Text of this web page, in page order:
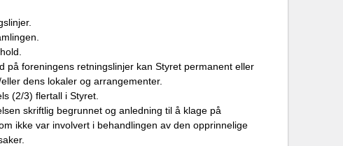
på foreningens retningslinjer kan Styret permanent eller
dens lokaler og arrangementer.
(2/3) flertall i Styret.
skriftlig begrunnet og anledning til å klage på
ikke var involvert i behandlingen av den opprinnelige